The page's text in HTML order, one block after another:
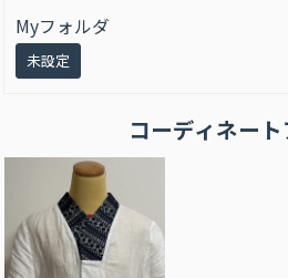
Myフォルダ
未設定
コーディネー